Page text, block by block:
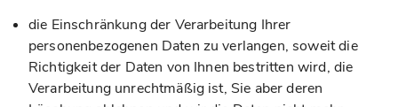
die Einschränkung der Verarbeitung Ihrer
personenbezogenen Daten zu verlangen, soweit die
Richtigkeit der Daten von Ihnen bestritten wird, die
Verarbeitung unrechtmäßig ist, Sie aber deren